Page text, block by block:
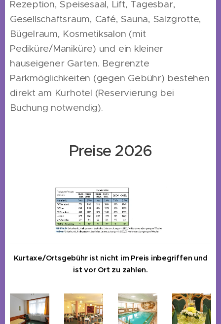
Rezeption, Speisesaal, Lift, Tagesbar,
Gesellschaftsraum, Café, Sauna, Salzgrotte,
Bügelraum, Kosmetiksalon (mit
Pediküre/Maniküre) und ein kleiner
hauseigener Garten. Begrenzte
Parkmöglichkeiten (gegen Gebühr) bestehen
direkt am Kurhotel (Reservierung bei
Buchung notwendig).
Preise 2026
Kurtaxe/Ortsgebühr ist nicht im Preis inbegriffen und
ist vor Ort zu zahlen.